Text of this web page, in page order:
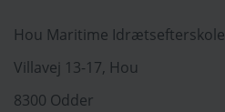
Hou Maritime Idrætsefterskole
Villavej 13-17, Hou
8300 Odder